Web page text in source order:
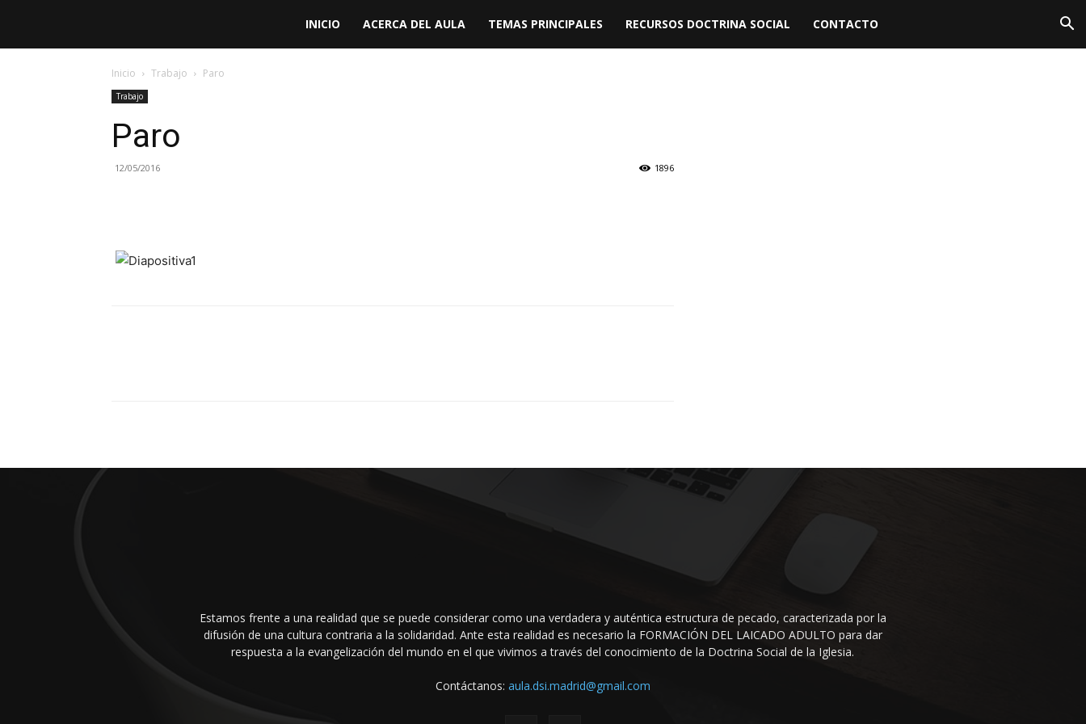
Aula
INICIO ACERCA DEL AULA TEMAS PRINCIPALES RECURSOS DOCTRINA SOCIAL CONTACTO
Inicio Trabajo Paro
Trabajo
Paro
12/05/2016 1896
Estamos frente a una realidad que se puede considerar como una verdadera y auténtica estructura de pecado, caracterizada por la
difusión de una cultura contraria a la solidaridad. Ante esta realidad es necesario la FORMACIÓN DEL LAICADO ADULTO para dar
respuesta a la evangelización del mundo en el que vivi­mos a través del conocimiento de la Doctrina Social de la Iglesia.
Contáctanos: aula.dsi.madrid@gmail.com